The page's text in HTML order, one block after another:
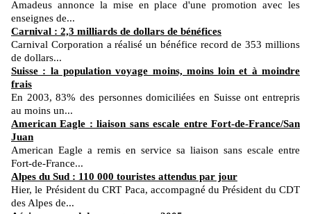
Amadeus annonce la mise en place d'une promotion avec les
enseignes de...
Carnival : 2,3 milliards de dollars de bénéfices
Carnival Corporation a réalisé un bénéfice record de 353 millions
de dollars...
Suisse : la population voyage moins, moins loin et à moindre
frais
En 2003, 83% des personnes domiciliées en Suisse ont entrepris
au moins un...
American Eagle : liaison sans escale entre Fort-de-France/San
Juan
American Eagle a remis en service sa liaison sans escale entre
Fort-de-France...
Alpes du Sud : 110 000 touristes attendus par jour
Hier, le Président du CRT Paca, accompagné du Président du CDT
des Alpes de...